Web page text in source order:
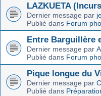
LAZKUETA
Dernier message par
Publié dans Forum
Entre Barguillère
Dernier message par
Publié dans Forum
Pique longue du
Dernier message par
Publié dans